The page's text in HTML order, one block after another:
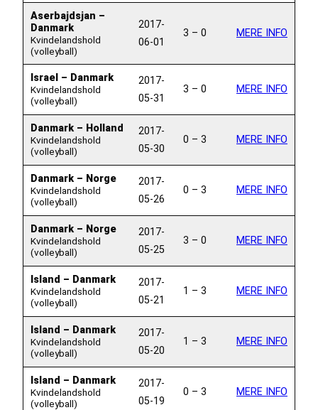
Aserbajdsjan –
Danmark
Kvindelandshold
(volleyball)
2017-
06-01
3 – 0 MERE INFO
Israel – Danmark
Kvindelandshold
(volleyball)
2017-
05-31
3 – 0 MERE INFO
Danmark – Holland
Kvindelandshold
(volleyball)
2017-
05-30
0 – 3 MERE INFO
Danmark – Norge
Kvindelandshold
(volleyball)
2017-
05-26
0 – 3 MERE INFO
Danmark – Norge
Kvindelandshold
(volleyball)
2017-
05-25
3 – 0 MERE INFO
Island – Danmark
Kvindelandshold
(volleyball)
2017-
05-21
1 – 3 MERE INFO
Island – Danmark
Kvindelandshold
(volleyball)
2017-
05-20
1 – 3 MERE INFO
Island – Danmark
Kvindelandshold
(volleyball)
2017-
05-19
0 – 3 MERE INFO